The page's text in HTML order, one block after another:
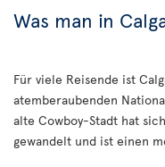
Was man in
Für viele Reisende ist
atemberaubenden
alte Cowboy-Stadt hat
gewandelt und ist einen